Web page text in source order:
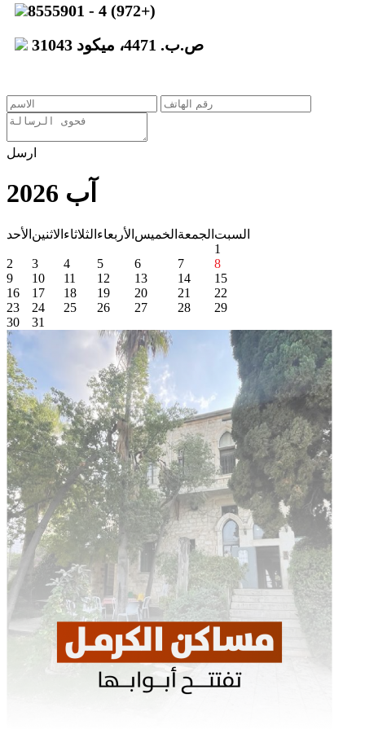
8555901 - 4 (972+)
ص.ب. 4471، ميكود 31043
ارسل
آب 2026
الأحد الاثنين الثلاثاء الأربعاء الخميس الجمعة السبت
1
2
3 4 5 6 7
8
9
10 11 12 13 14
15
16
17 18 19 20 21
22
23
24 25 26 27 28
29
30
31